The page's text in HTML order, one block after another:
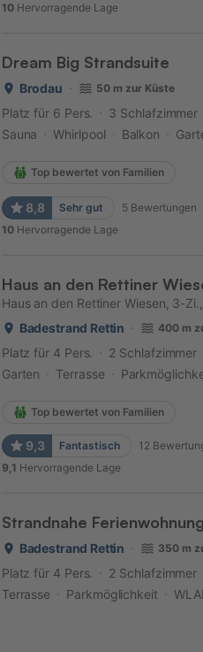
10 Hervorragende Lage
Dream Big Strandsuite
Brodau 50 m zur Küste
Platz für 6 Pers. 3 Schlafzimmer
Sauna
Whirlpool Balkon
Top bewertet von Familien
8,8 Sehr gut 5 Bewertungen
10 Hervorragende Lage
Haus an den Rettiner
Haus an den Rettiner Wiesen, 3-
Badestrand Rettin
400 m
Platz für 4 Pers. 2 Schlafzimmer
Garten
Terrasse
Top bewertet von Familien
9,3 Fantastisch 12
9,1 Hervorragende Lage
Strandnahe
Badestrand Rettin 350 m
Platz für 4 Pers. 2 Schlafzimmer
Terrasse
Parkmöglichkeit